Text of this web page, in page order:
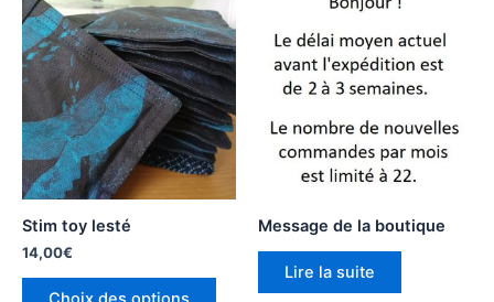
Stim toy lesté
14,00€
Ce
Message de la boutique
Lire la suite